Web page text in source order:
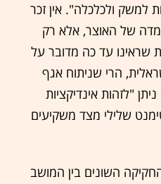
למשק ולכלכלה". אין זכר
של האוצר, אלא רק
שראינו עד כה מדובר על
הרי שניתוח אגף
"לזהות אינדיקציות
שלילי מצד משקיעים
השונים בין המושב